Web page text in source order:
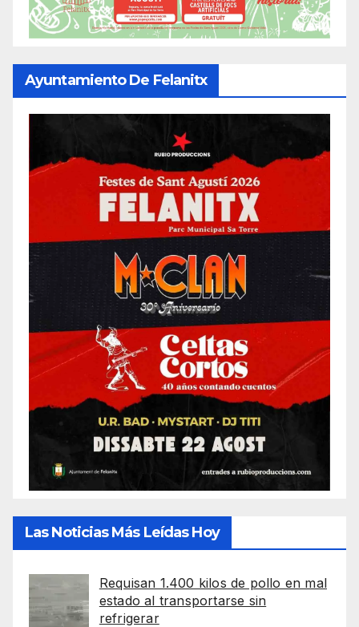
Ayuntamiento De Felanitx
Las Noticias Más Leídas Hoy
Requisan 1.400 kilos de pollo en mal
estado al transportarse sin
refrigerar